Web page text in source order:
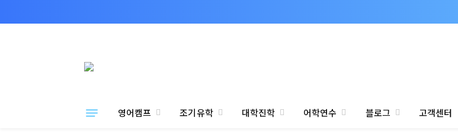
영어캠프 조기유학 대학진학 어학연수 블로그 고객센터